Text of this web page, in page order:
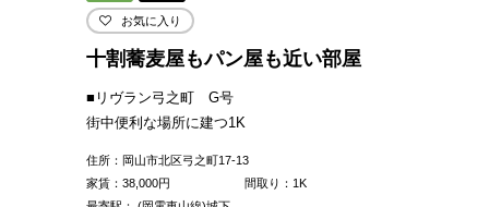
お気に入り
十割蕎麦屋もパン屋も近い部屋
■リヴラン弓之町 G号
街中便利な場所に建つ1K
住所：岡山市北区弓之町17-13
家賃： 38,000円
間取り：1K